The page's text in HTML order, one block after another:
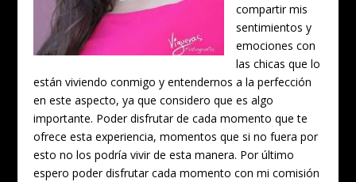
compartir mis
sentimientos y
emociones con
las chicas que lo
están viviendo conmigo y entendernos a la perfección
en este aspecto, ya que considero que es algo
importante. Poder disfrutar de cada momento que te
ofrece esta experiencia, momentos que si no fuera por
esto no los podría vivir de esta manera. Por último
espero poder disfrutar cada momento con mi comisión